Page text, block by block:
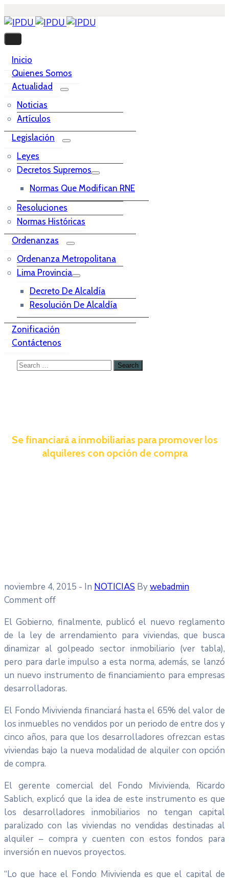
Inicio
Quienes Somos
Actualidad
Noticias
Artículos
Legislación
Leyes
Decretos Supremos
Normas Que Modifican RNE
Resoluciones
Normas Históricas
Ordenanzas
Ordenanza Metropolitana
Lima Provincia
Decreto De Alcaldía
Resolución De Alcaldía
Zonificación
Contáctenos
Se financiará a inmobiliarias para promover los
alquileres con opción de compra
noviembre 4, 2015 - In NOTICIAS Bywebadmin
Comment off
El Gobierno, finalmente, publicó el nuevo reglamento
de la ley de arrendamiento para viviendas, que busca
dinamizar al golpeado sector inmobiliario (ver tabla),
pero para darle impulso a esta norma, además, se lanzó
un nuevo instrumento de financiamiento para empresas
desarrolladoras.
El Fondo Mivivienda financiará hasta el 65% del valor de
los inmuebles no vendidos por un periodo de entre dos y
cinco años, para que los desarrolladores ofrezcan estas
viviendas bajo la nueva modalidad de alquiler con opción
de compra.
El gerente comercial del Fondo Mivivienda, Ricardo
Sablich, explicó que la idea de este instrumento es que
los desarrolladores inmobiliarios no tengan capital
paralizado con las viviendas no vendidas destinadas al
alquiler – compra y cuenten con estos fondos para
inversión en nuevos proyectos.
“Lo que hace el Fondo Mivivienda es que el capital de